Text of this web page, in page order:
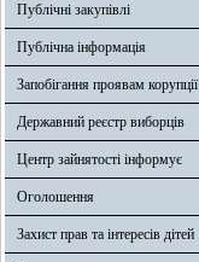
Публічні закупівлі
Публічна інформація
Запобігання проявам корупції
Державний реєстр виборців
Центр зайнятості інформує
Оголошення
Захист прав та інтересів дітей